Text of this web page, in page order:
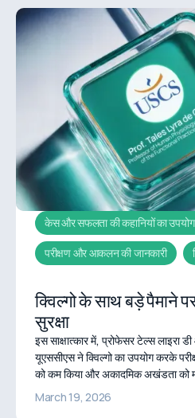
केस और सफलता की कहानियों का
परीक्षण और आकलन की जानकारी
क्विल्गो के साथ बड़े पैमाने पर
सुरक्षा
इस साक्षात्कार में, प्रोफेसर टेल्स लाइरा
यूएससीएस ने क्विल्गो का उपयोग करके
को कम किया और अकादमिक अखंडता को
March 19, 2026